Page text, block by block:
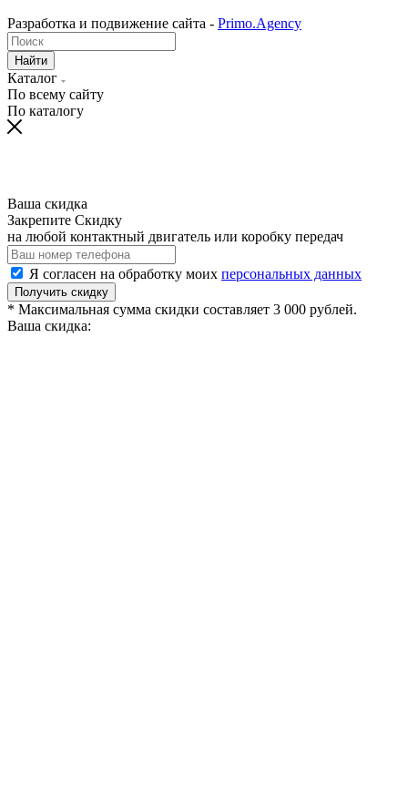
Разработка и подвижение сайта - Primo.Agency
Найти
Каталог
По всему сайту
По каталогу
Ваша скидка
Закрепите Скидку
на любой контактный двигатель или коробку передач
Я согласен на обработку моих персональных данных
Получить скидку
* Максимальная сумма скидки составляет 3 000 рублей.
Ваша скидка: